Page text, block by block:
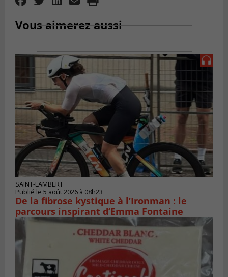
Vous aimerez aussi
SAINT-LAMBERT
Publié le 5 août 2026 à 08h23
De la fibrose kystique à l’Ironman : le
parcours inspirant d’Emma Fontaine